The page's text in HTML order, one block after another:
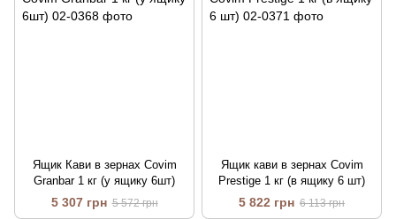
Ящик Кави в зернах Covim
Granbar 1 кг (у ящику 6шт)
5 307 грн 5 572 грн
Ящик кави в зернах Covim
Prestige 1 кг (в ящику 6 шт)
5 822 грн 6 113 грн